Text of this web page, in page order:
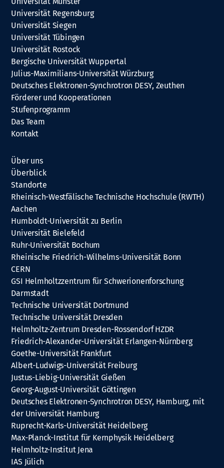
Universität Regensburg
Universität Siegen
Universität Tübingen
Universität Rostock
Bergische Universität Wuppertal
Julius-Maximilians-Universität Würzburg
Deutsches Elektronen-Synchrotron DESY, Zeuthen
Förderer und Kooperationen
Stufenprogramm
Das Team
Kontakt
Über uns
Überblick
Standorte
Rheinisch-Westfälische Technische Hochschule (RWTH)
Aachen
Humboldt-Universität zu Berlin
Universität Bielefeld
Ruhr-Universität Bochum
Rheinische Friedrich-Wilhelms-Universität Bonn
CERN
GSI Helmholtzzentrum für Schwerionenforschung
Darmstadt
Technische Universität Dortmund
Technische Universität Dresden
Helmholtz-Zentrum Dresden-Rossendorf HZDR
Friedrich-Alexander-Universität Erlangen-Nürnberg
Goethe-Universität Frankfurt
Albert-Ludwigs-Universität Freiburg
Justus-Liebig-Universität Gießen
Georg-August-Universität Göttingen
Deutsches Elektronen-Synchrotron DESY, Hamburg, mit
der Universität Hamburg
Ruprecht-Karls-Universität Heidelberg
Max-Planck-Institut für Kernphysik Heidelberg
Helmholtz-Institut Jena
IAS Jülich